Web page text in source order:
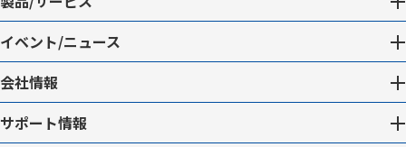
イベント/ニュース
会社情報
サポート情報